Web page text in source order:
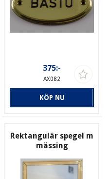
375:-
AX082
KÖP NU
Rektangulär spegel m
mässing